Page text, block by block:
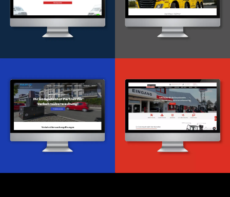
WordPress Entwicklung
Webdesign & -entwicklung